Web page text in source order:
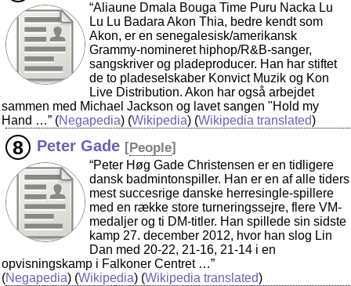
“Aliaune Dmala Bouga Time Puru Nacka Lu
Lu Lu Badara Akon Thia, bedre kendt som
Akon, er en senegalesisk/amerikansk
Grammy-nomineret hiphop/R&B-sanger,
sangskriver og pladeproducer. Han har stiftet
de to pladeselskaber Konvict Muzik og Kon
Live Distribution. Akon har også arbejdet
sammen med Michael Jackson og lavet sangen "Hold my
Hand …” (Negapedia) (Wikipedia) (Wikipedia translated)
Peter Gade [People]
“Peter Høg Gade Christensen er en tidligere
dansk badmintonspiller. Han er en af alle tiders
mest succesrige danske herresingle-spillere
med en række store turneringssejre, flere VM-
medaljer og ti DM-titler. Han spillede sin sidste
kamp 27. december 2012, hvor han slog Lin
Dan med 20-22, 21-16, 21-14 i en
opvisningskamp i Falkoner Centret …”
(Negapedia) (Wikipedia) (Wikipedia translated)